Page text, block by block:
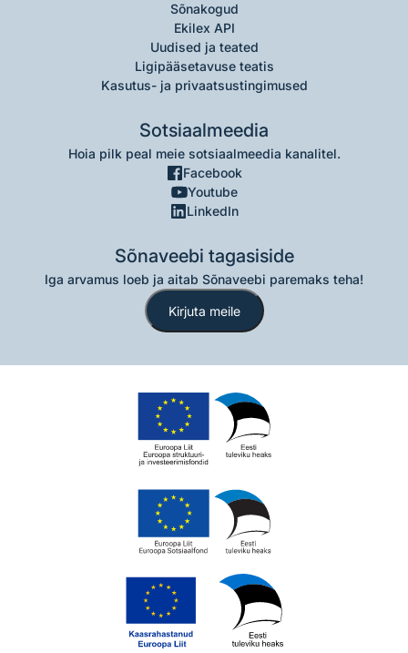
Sõnakogud
Ekilex API
Uudised ja teated
Ligipääsetavuse teatis
Kasutus- ja privaatsustingimused
Sotsiaalmeedia
Hoia pilk peal meie sotsiaalmeedia kanalitel.
Facebook
Youtube
LinkedIn
Sõnaveebi tagasiside
Iga arvamus loeb ja aitab Sõnaveebi paremaks teha!
Kirjuta meile